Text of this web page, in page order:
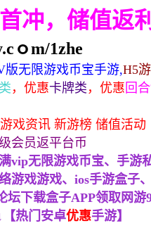
冲，储值返利
ｏm/1zhe
版无限游戏币宝手游,H5
， 优惠卡牌类 ， 优惠 回
戏资讯 新游榜 储值活动
会员返平台币
vip无限游戏币宝、手游
游戏游戏、ios手游盒子
下载盒子APP领取网游
热门安卓优惠手游】